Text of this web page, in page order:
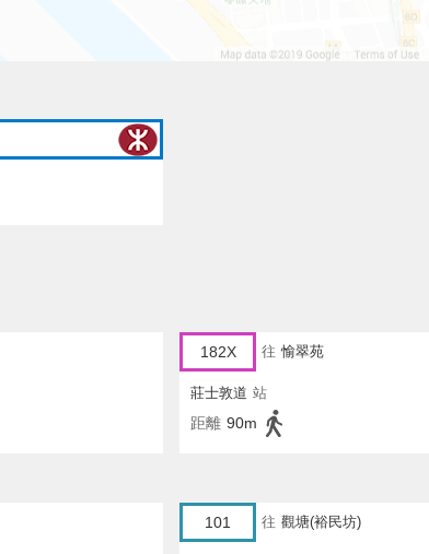
182X 往 愉翠苑
莊士敦道 站
距離 90m
101 往 觀塘(裕民坊)